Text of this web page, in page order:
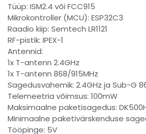
Tüüp: ISM2.4 või FCC915
Mikrokontroller (MCU): ESP32C3
Raadio kiip: Semtech LR1121
RF-pistik: IPEX-1
Antennid:
1x T-antenn 2.4GHz
1x T-antenn 868/915MHz
Sagedusvahemik: 2.4GHz ja Sub-G
Telemeetria võimsus: 100mW
Maksimaalne paketisagedus:
Minimaalne paketivärskenduse
Tööpinge: 5V